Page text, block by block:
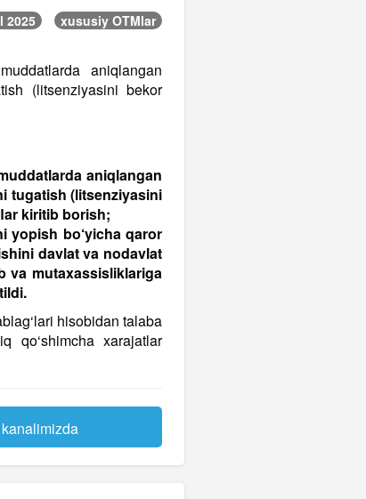
2025 xususiy OTMlar
aniqlangan
(litsenziyasini bekor
aniqlangan
tugatish (litsenziyasini
kiritib borish;
yopi‍sh bo‘yicha qaror
davlat va nodavlat
va mutaxassisliklariga
hisobidan talaba
qo‘shimcha xarajatlar
kanalimizda